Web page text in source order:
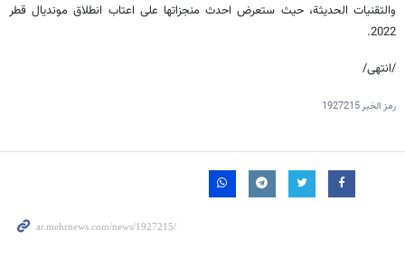
والتقنيات الحديثة، حيث ستعرض احدث منجزاتها على اعتاب انطلاق مونديال قطر
2022.
/انتهى/
رمز الخبر1927215